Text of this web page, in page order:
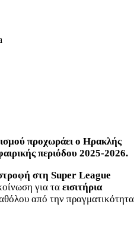
προχωράει ο Ηρακλής
περιόδου 2025-2026.
στη Super League
για τα εισιτήρια
από την πραγματικότητα